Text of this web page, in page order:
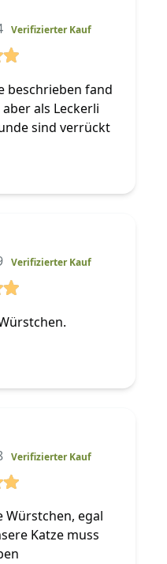
Verifizierter Kauf
beschrieben fand
als Leckerli
sind verrückt
Verifizierter Kauf
Verifizierter Kauf
Würstchen, egal
Katze muss